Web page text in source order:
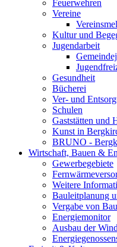
Feuerwehren
Vereine
Kultur und
Jugendarbeit
Gesundheit
Bücherei
Ver- und
Schulen
Gaststätten und
Kunst in
BRUNO -
Wirtschaft, Bauen &
Gewerbegebiete
Weitere
Bauleitplanung
Vergabe von
Energiemonitor
Ausbau der